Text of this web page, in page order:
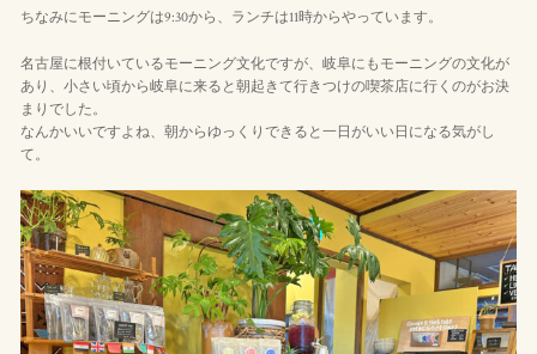
ちなみにモーニングは9:30から、ランチは11時からやっています。
名古屋に根付いているモーニング文化ですが、岐阜にもモーニングの文化が
あり、小さい頃から岐阜に来ると朝起きて行きつけの喫茶店に行くのがお決
まりでした。
なんかいいですよね、朝からゆっくりできると一日がいい日になる気がし
て。